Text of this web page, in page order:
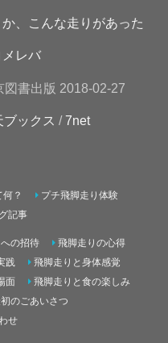
、こんな走りがあった
メレバ
図書出版 2018-02-27
ブックス /7net
？
プチ飛脚走り体験
記事
の招待
飛脚走りの心得
践
飛脚走りと身体感覚
面
飛脚走りと食の楽しみ
のごあいさつ
せ